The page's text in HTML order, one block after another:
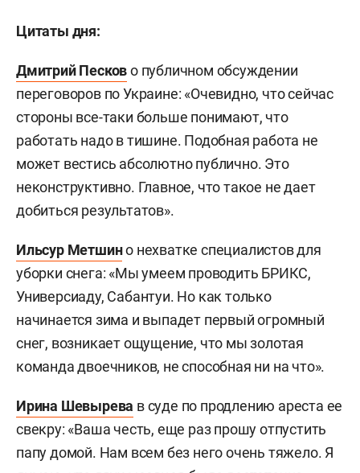
Цитаты дня:
Дмитрий Песково публичном обсуждении
переговоров по Украине: «Очевидно, что сейчас
стороны все-таки больше понимают, что
работать надо в тишине. Подобная работа не
может вестись абсолютно публично. Это
неконструктивно. Главное, что такое не дает
добиться результатов».
Ильсур Метшино нехватке специалистов для
уборки снега: «Мы умеем проводить БРИКС,
Универсиаду, Сабантуи. Но как только
начинается зима и выпадет первый огромный
снег, возникает ощущение, что мы золотая
команда двоечников, не способная ни на что».
Ирина Шевырева в суде по продлению ареста ее
свекру: «Ваша честь, еще раз прошу отпустить
папу домой. Нам всем без него очень тяжело. Я